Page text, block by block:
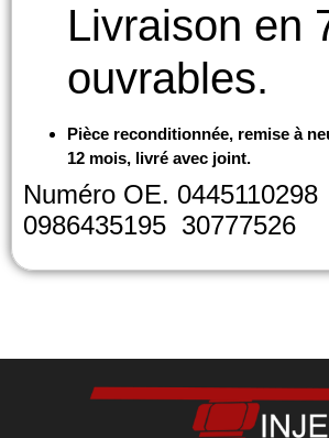
Livraison en
ouvrables.
Pièce reconditionnée, remise à
12 mois, livré avec joint.
Numéro OE. 0445110298
0986435195 30777526